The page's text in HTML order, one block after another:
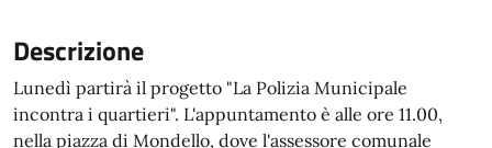
Descrizione
Lunedì partirà il progetto "La Polizia Municipale
incontra i quartieri". L'appuntamento è alle ore 11.00,
nella piazza di Mondello, dove l'assessore comunale